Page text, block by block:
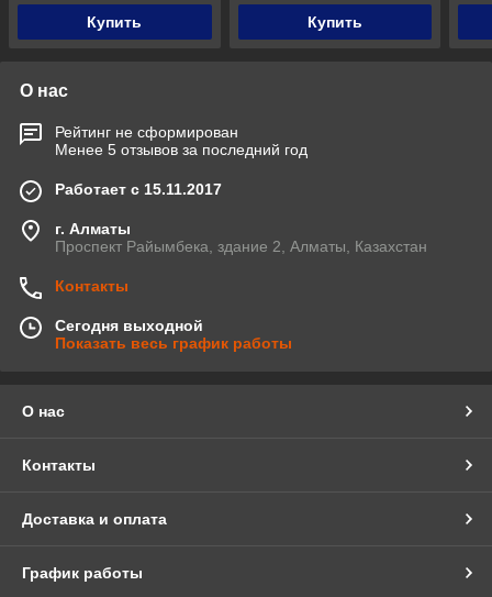
Купить Купить
О нас
Рейтинг не сформирован
Менее 5 отзывов за последний год
Работает с 15.11.2017
г. Алматы
Проспект Райымбека, здание 2, Алматы, Казахстан
Контакты
Сегодня выходной
Показать весь график работы
О нас
Контакты
Доставка и оплата
График работы